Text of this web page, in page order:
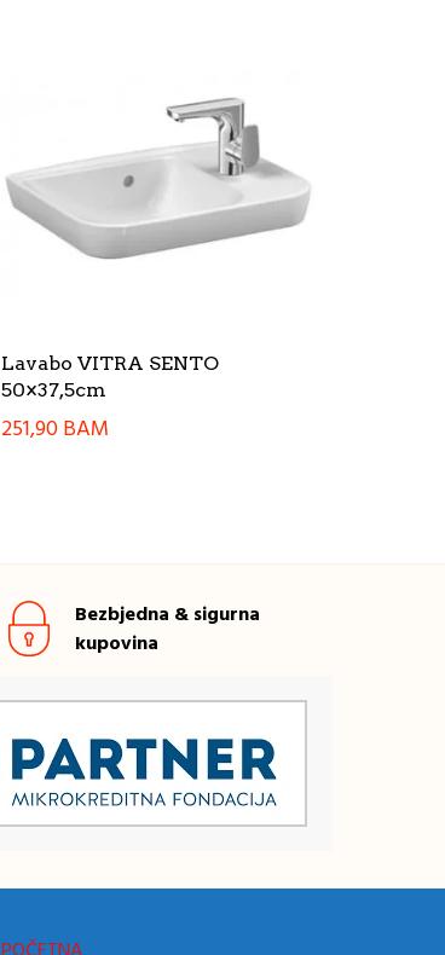
Lavabo VITRA SENTO
50×37,5cm
251,90BAM
Bezbjedna & sigurna
kupovina